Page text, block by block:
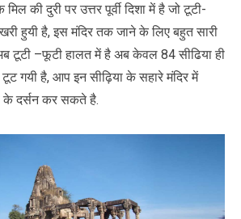
की दुरी पर उत्तर पूर्वी दिशा में है जो टूटी-
हुयी है, इस मंदिर तक जाने के लिए बहुत सारी
टूटी –फूटी हालत में है अब केवल 84 सीढिया ही
गयी है, आप इन सीढ़िया के सहारे मंदिर में
के दर्सन कर सकते है.